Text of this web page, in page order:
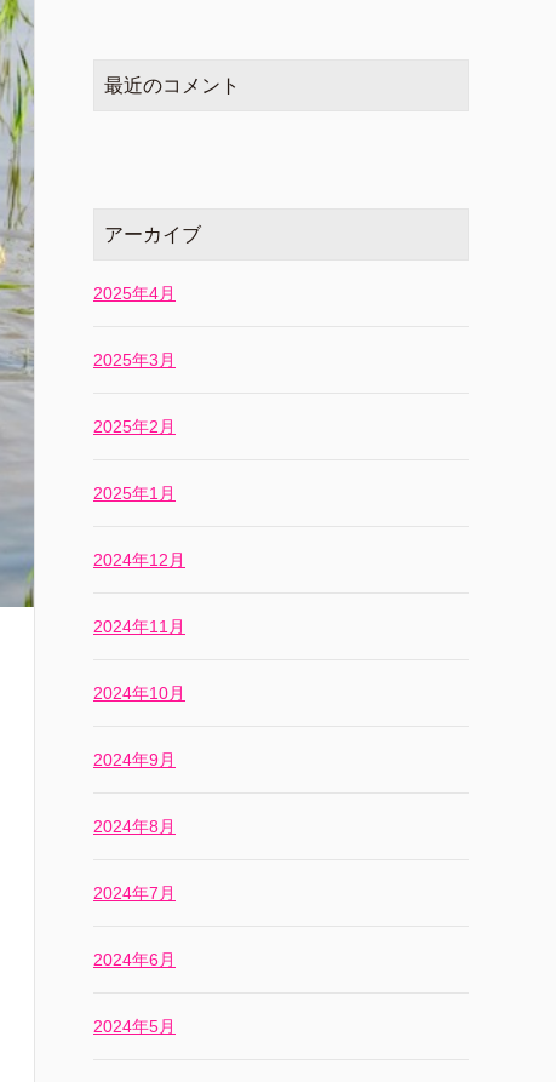
最近のコメント
アーカイブ
2025年4月
2025年3月
2025年2月
2025年1月
2024年12月
2024年11月
2024年10月
2024年9月
2024年8月
2024年7月
2024年6月
2024年5月